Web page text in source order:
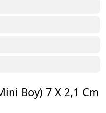
Boy) 7 X 2,1 Cm